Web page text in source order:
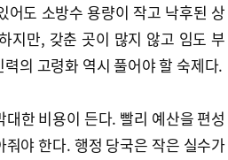
어도 소방수 용량이 작고 낙후된 상
지만, 갖춘 곳이 많지 않고 임도 부
의 고령화 역시 풀어야 할 숙제다.
한 비용이 든다. 빨리 예산을 편성
야 한다. 행정 당국은 작은 실수가